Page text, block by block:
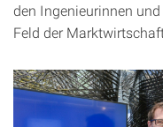
den Ingenieurinnen
Feld der